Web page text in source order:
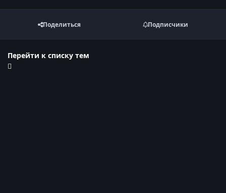
Поделиться Подписчики
Перейти к списку тем